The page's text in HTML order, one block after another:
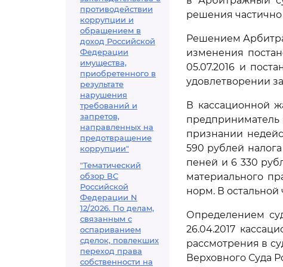
противодействии
коррупции и
обращением в
доход Российской
Федерации
имущества,
приобретенного в
результате
нарушения
требований и
запретов,
направленных на
предотвращение
коррупции"
"Тематический
обзор ВС
Российской
Федерации N
12/2026. По делам,
связанным с
оспариванием
сделок, повлекших
переход права
собственности на
решения
Решением
изменения
05.07.2016 и
удовлетворении
В кассационной
признании
590 рублей
пеней и 6 330
материального
норм. В
Определением
26.04.2017
рассмотрения в
Верховного Суда